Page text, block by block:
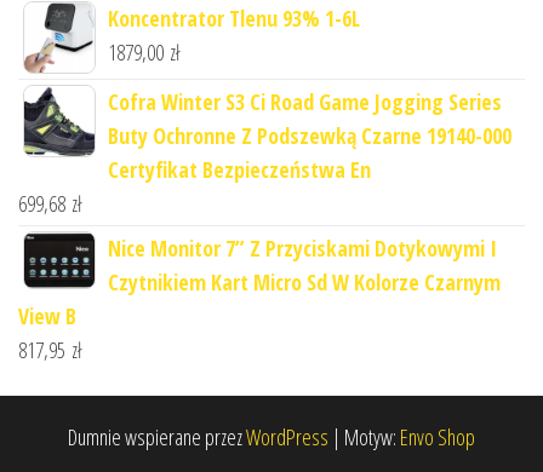
Koncentrator Tlenu 93% 1-6L
1879,00 zł
Cofra Winter S3 Ci Road Game Jogging Series
Buty Ochronne Z Podszewką Czarne 19140-000
Certyfikat Bezpieczeństwa En
699,68 zł
Nice Monitor 7” Z Przyciskami Dotykowymi I
Czytnikiem Kart Micro Sd W Kolorze Czarnym
View B
817,95 zł
Dumnie wspierane przezWordPress | Motyw: Envo Shop